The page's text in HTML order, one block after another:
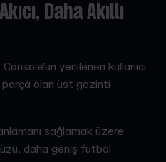
Daha Akıllı
yenilenen kullanıcı
olan üst gezinti
sağlamak üzere
daha geniş futbol